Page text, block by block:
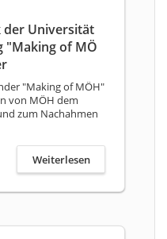
Universität
"Making of MÖ
"Making of MÖH"
von MÖH dem
zum Nachahmen
Weiterlesen